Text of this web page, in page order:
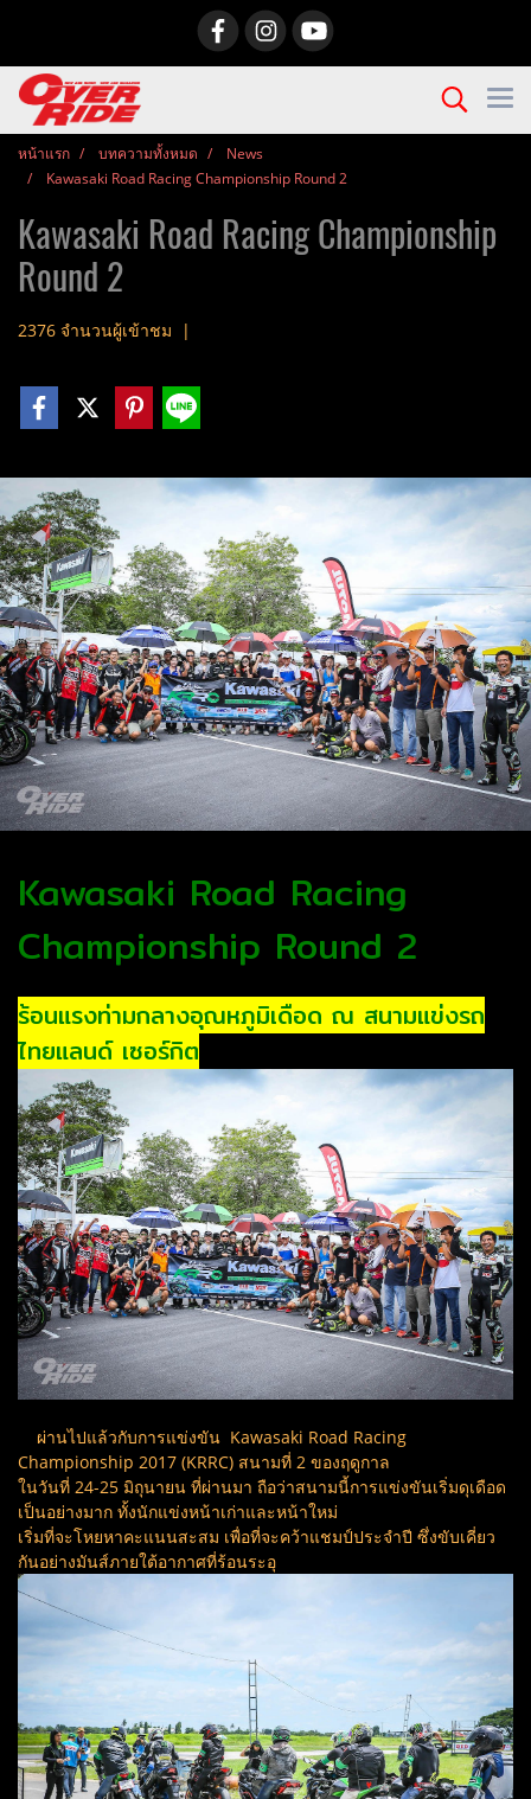
หน้าแรก บทความทั้งหมด
News
Kawasaki Road Racing Championship Round 2
Kawasaki Road Racing Championship
Round 2
2376 จำนวนผู้เข้าชม |
Kawasaki Road Racing
Championship Round 2
ร้อนแรงท่ามกลางอุณหภูมิเดือด ณ สนามแข่งรถ
ไทยแลนด์ เซอร์กิต
ผ่านไปแล้วกับการแข่งขัน Kawasaki Road Racing
Championship 2017 (KRRC) สนามที่ 2 ของฤดูกาล
ในวันที่ 24-25 มิถุนายน ที่ผ่านมา ถือว่าสนามนี้การแข่งขันเริ่มดุเดือด
เป็นอย่างมาก ทั้งนักแข่งหน้าเก่าและหน้าใหม่
เริ่มที่จะโหยหาคะแนนสะสม เพื่อที่จะคว้าแชมป์ประจำปี ซึ่งขับเคี่ยว
กันอย่างมันส์ภายใต้อากาศที่ร้อนระอุ